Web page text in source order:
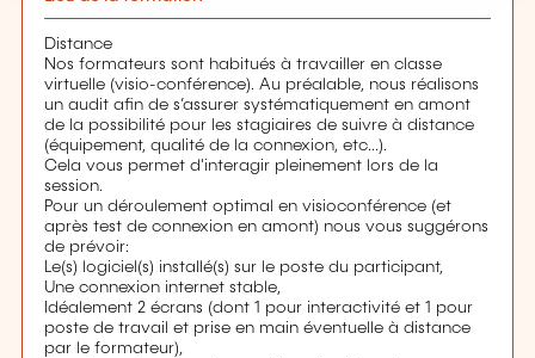
Distance
Nos formateurs sont habitués à travailler en classe
virtuelle (visio-conférence). Au préalable, nous réalisons
un audit afin de s’assurer systématiquement en amont
de la possibilité pour les stagiaires de suivre à distance
(équipement, qualité de la connexion, etc...).
Cela vous permet d'interagir pleinement lors de la
session.
Pour un déroulement optimal en visioconférence (et
après test de connexion en amont) nous vous suggérons
de prévoir:
Le(s) logiciel(s) installé(s) sur le poste du participant,
Une connexion internet stable,
Idéalement 2 écrans (dont 1 pour interactivité et 1 pour
poste de travail et prise en main éventuelle à distance
par le formateur),